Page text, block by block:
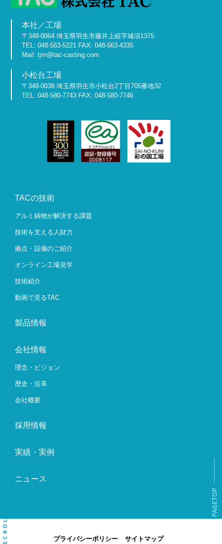
本社／工場
〒348-0064 埼玉県羽生市藤井上組字城沼1375
TEL: 048-563-5221 FAX: 048-563-4335
Mail: tjm@tac-casting.com
小松台工場
〒348-0038 埼玉県羽生市小松台2丁目705番地32
TEL: 048-580-7743 FAX: 048-580-7746
TACの技術
アルミ鋳物が解決する課題
技術を支える人財力
拠点・設備のご紹介
オンライン工場見学
技術紹介
動画で見るTAC
製品情報
会社情報
理念・ビジョン
歴史・沿革
会社概要
採用情報
実績・実例
ニュース
プライバシーポリシー サイトマップ